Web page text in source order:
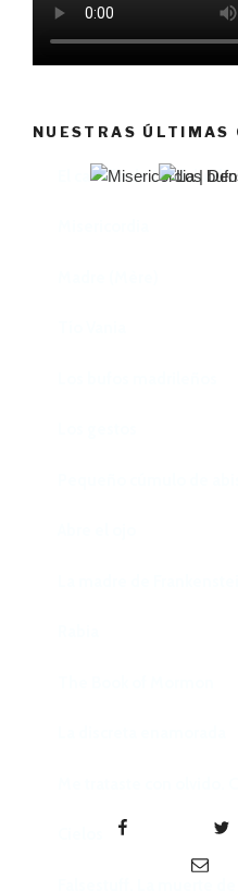
NUESTRAS ÚLTIMAS
El castillo de Lindabridis
Correo electrónico